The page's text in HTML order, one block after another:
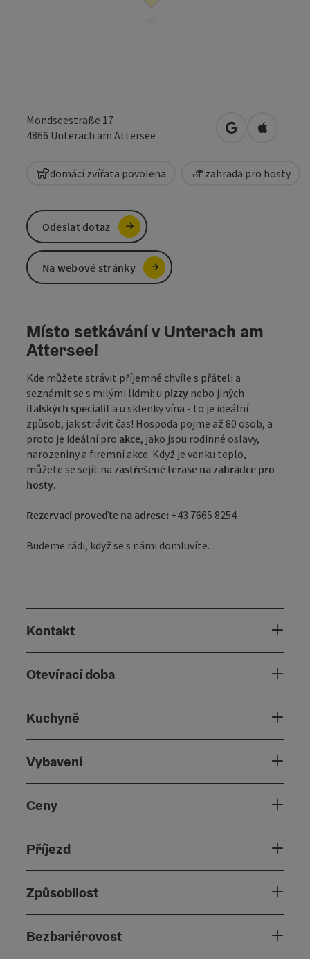
Mondseestraße 17
4866 Unterach am Attersee Otevřít vOtevřít v
domácí zvířata povolena zahrada pro hosty
Místo setkávání v Unterach am
Attersee!
Kde můžete strávit příjemné chvíle s přáteli a
seznámit se s milými lidmi: u pizzy nebo jiných
italských specialit a u sklenky vína - to je ideální
způsob, jak strávit čas! Hospoda pojme až 80 osob, a
proto je ideální pro akce, jako jsou rodinné oslavy,
narozeniny a firemní akce. Když je venku teplo,
můžete se sejít na zastřešené terase na zahrádce pro
hosty.
Rezervaci proveďte na adrese: +43 7665 8254
Budeme rádi, když se s námi domluvíte.
Kontakt
Otevírací doba
Kuchyně
Vybavení
Ceny
Příjezd
Způsobilost
Bezbariérovost
Odeslat dotaz
Na webové stránky